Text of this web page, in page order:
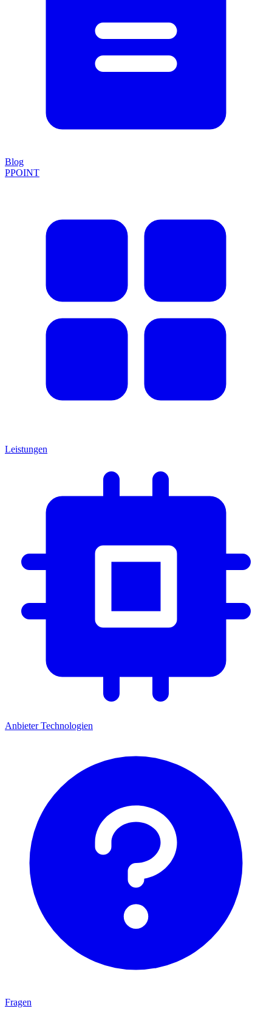
Blog
PPOINT
Leistungen
Anbieter Technologien
Fragen